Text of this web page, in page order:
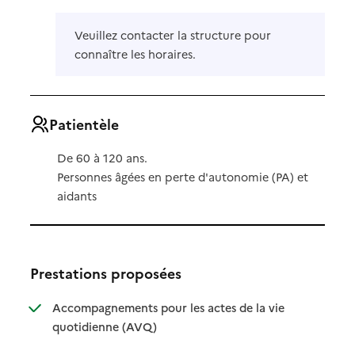
Veuillez contacter la structure pour
connaître les horaires.
Patientèle
De 60 à 120 ans.
Personnes âgées en perte d'autonomie (PA) et
aidants
Prestations proposées
Accompagnements pour les actes de la vie
quotidienne (AVQ): disponible
: non disponible